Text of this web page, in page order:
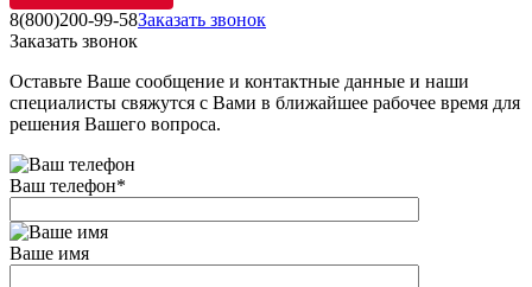
8(800)200-99-58Заказать звонок
Заказать звонок
Оставьте Ваше сообщение и контактные данные и наши
специалисты свяжутся с Вами в ближайшее рабочее время для
решения Вашего вопроса.
Ваш телефон*
Ваше имя